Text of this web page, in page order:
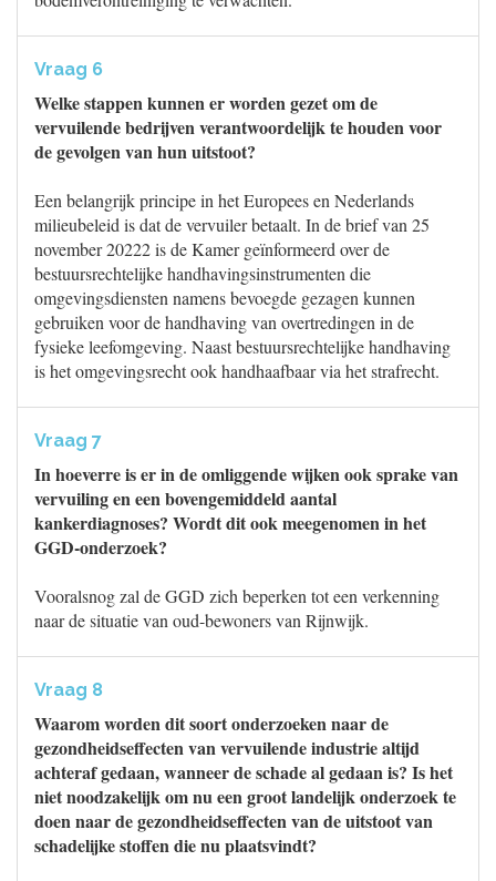
Vraag 6
Welke stappen kunnen er worden gezet om de
vervuilende bedrijven verantwoordelijk te houden voor
de gevolgen van hun uitstoot?
Een belangrijk principe in het Europees en Nederlands
milieubeleid is dat de vervuiler betaalt. In de brief van 25
november 20222 is de Kamer geïnformeerd over de
bestuursrechtelijke handhavingsinstrumenten die
omgevingsdiensten namens bevoegde gezagen kunnen
gebruiken voor de handhaving van overtredingen in de
fysieke leefomgeving. Naast bestuursrechtelijke handhaving
is het omgevingsrecht ook handhaafbaar via het strafrecht.
Vraag 7
In hoeverre is er in de omliggende wijken ook sprake van
vervuiling en een bovengemiddeld aantal
kankerdiagnoses? Wordt dit ook meegenomen in het
GGD-onderzoek?
Vooralsnog zal de GGD zich beperken tot een verkenning
naar de situatie van oud-bewoners van Rijnwijk.
Vraag 8
Waarom worden dit soort onderzoeken naar de
gezondheidseffecten van vervuilende industrie altijd
achteraf gedaan, wanneer de schade al gedaan is? Is het
niet noodzakelijk om nu een groot landelijk onderzoek te
doen naar de gezondheidseffecten van de uitstoot van
schadelijke stoffen die nu plaatsvindt?